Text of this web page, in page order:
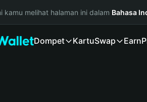
kamu melihat halaman ini dalam Bahasa
Dompet KartuSwap Earn